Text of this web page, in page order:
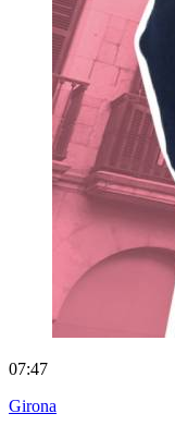
07:47
Girona